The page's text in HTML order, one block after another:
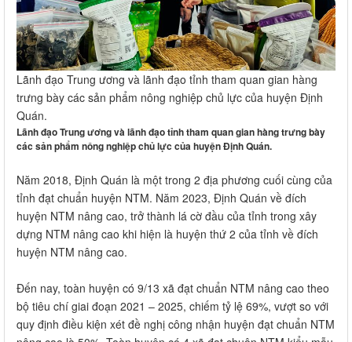
Lãnh đạo Trung ương và lãnh đạo tỉnh tham quan gian hàng
trưng bày các sản phẩm nông nghiệp chủ lực của huyện Định
Quán.
Lãnh đạo Trung ương và lãnh đạo tỉnh tham quan gian hàng trưng bày
các sản phẩm nông nghiệp chủ lực của huyện Định Quán.
Năm 2018, Định Quán là một trong 2 địa phương cuối cùng của
tỉnh đạt chuẩn huyện NTM. Năm 2023, Định Quán về đích
huyện NTM nâng cao, trở thành lá cờ đầu của tỉnh trong xây
dựng NTM nâng cao khi hiện là huyện thứ 2 của tỉnh về đích
huyện NTM nâng cao.
Đến nay, toàn huyện có 9/13 xã đạt chuẩn NTM nâng cao theo
bộ tiêu chí giai đoạn 2021 – 2025, chiếm tỷ lệ 69%, vượt so với
quy định điều kiện xét đề nghị công nhận huyện đạt chuẩn NTM